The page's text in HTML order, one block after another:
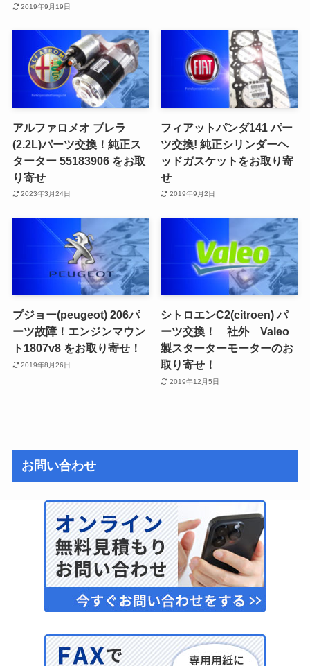
2019年9月19日
アルファロメオ ブレラ
(2.2L)パーツ交換！純正ス
ターター 55183906 をお取
り寄せ
2023年3月24日
フィアットパンダ141 パー
ツ交換! 純正シリンダーヘ
ッドガスケットをお取り寄
せ
2019年9月2日
プジョー(peugeot) 206パ
ーツ故障！エンジンマウン
ト1807v8 をお取り寄せ！
2019年8月26日
シトロエンC2(citroen) パ
ーツ交換！ 社外 Valeo
製スターターモーターのお
取り寄せ！
2019年12月5日
お問い合わせ